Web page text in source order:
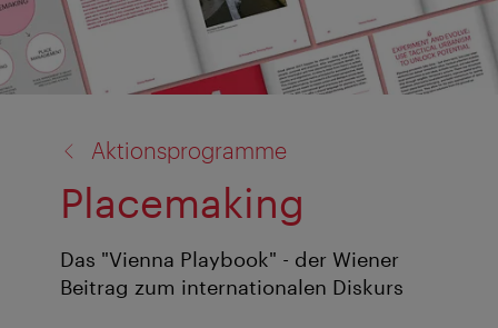
Aktionsprogramme
Placemaking
Das "Vienna Playbook" - der Wiener
Beitrag zum internationalen Diskurs